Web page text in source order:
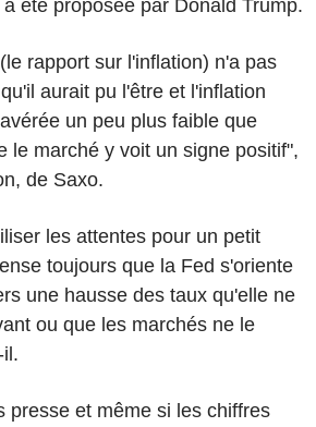
été proposée par Donald Trump.
rapport sur l'inflation) n'a pas
aurait pu l'être et l'inflation
un peu plus faible que
le marché y voit un signe positif",
de Saxo.
les attentes pour un petit
toujours que la Fed s'oriente
une hausse des taux qu'elle ne
ou que les marchés ne le
presse et même si les chiffres